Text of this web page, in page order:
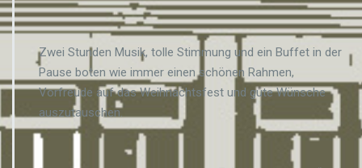
Zwei Stunden Musik, tolle Stimmung und ein Buffet in der
Pause boten wie immer einen schönen Rahmen,
Vorfreude auf das Weihnachtsfest und gute Wünsche
auszutauschen.